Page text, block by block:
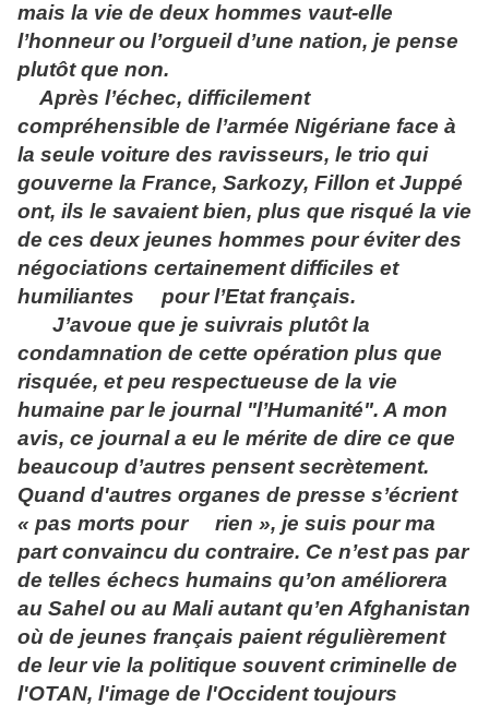
mais la vie de deux hommes vaut-elle
l’honneur ou l’orgueil d’une nation, je pense
plutôt que non.
Après l’échec, difficilement
compréhensible de l’armée Nigériane face à
la seule voiture des ravisseurs, le trio qui
gouverne la France, Sarkozy, Fillon et Juppé
ont, ils le savaient bien, plus que risqué la vie
de ces deux jeunes hommes pour éviter des
négociations certainement difficiles et
humiliantes pour l’Etat français.
J’avoue que je suivrais plutôt la
condamnation de cette opération plus que
risquée, et peu respectueuse de la vie
humaine par le journal "l’Humanité". A mon
avis, ce journal a eu le mérite de dire ce que
beaucoup d’autres pensent secrètement.
Quand d'autres organes de presse s’écrient
« pas morts pour rien », je suis pour ma
part convaincu du contraire. Ce n’est pas par
de telles échecs humains qu’on améliorera
au Sahel ou au Mali autant qu’en Afghanistan
où de jeunes français paient régulièrement
de leur vie la politique souvent criminelle de
l'OTAN, l'image de l'Occident toujours